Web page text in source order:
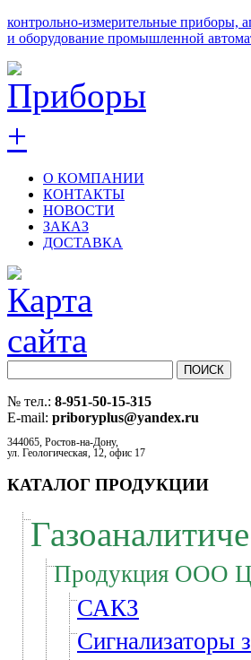
контрольно-измерительные приборы,
и оборудование промышленной
О КОМПАНИИ
КОНТАКТЫ
НОВОСТИ
ЗАКАЗ
ДОСТАВКА
№ тел.: 8-951-50-15-315
E-mail: priboryplus@yandex.ru
344065, Ростов-на-Дону,
ул. Геологическая, 12, офис 17
КАТАЛОГ ПРОДУКЦИИ
Продукция ООО
САКЗ
Сигнализаторы